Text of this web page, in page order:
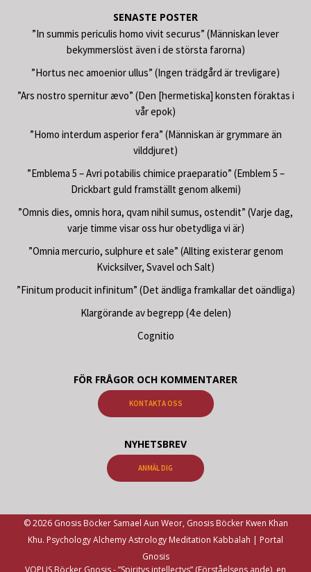
SENASTE POSTER
”In summis periculis homo vivit securus” (Människan lever
bekymmerslöst även i de största farorna)
”Hortus nec amoenior ullus” (Ingen trädgård är trevligare)
”Ars nostro spernitur ævo” (Den [hermetiska] konsten föraktas i
vår epok)
”Homo interdum asperior fera” (Människan är grymmare än
vilddjuret)
”Emblema 5 – Avri potabilis chimice praeparatio” (Emblem 5 –
Drickbart guld framställt genom alkemi)
”Omnis dies, omnis hora, qvam nihil sumus, ostendit” (Varje dag,
varje timme visar oss hur obetydliga vi är)
”Omnia mercurio, sulphure et sale” (Allting existerar genom
Kvicksilver, Svavel och Salt)
”Finitum producit infinitum” (Det ändliga framkallar det oändliga)
Klargörande av begrepp (4:e delen)
Cognitio
FÖR FRÅGOR OCH KOMMENTARER
KONTAKTA OSS
NYHETSBREV
ANMÄL DIG
© 2026 Gnosis Böcker Samael Aun Weor, Gnosis Böcker Kwen Khan
Khu. Psychology Alchemy Astrology Meditation Kabbalah | Portal
Gnosis